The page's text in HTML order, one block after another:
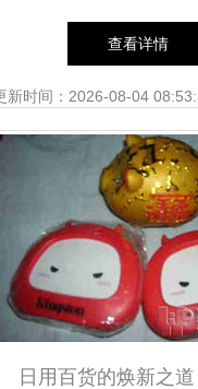
书包来样定制服
查看详情
新时间：2026-08-04
日用百货的焕新之